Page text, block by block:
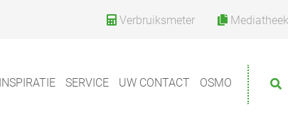
Verbruiksmeter Mediatheek
INSPIRATIE SERVICE UW CONTACT OSMO